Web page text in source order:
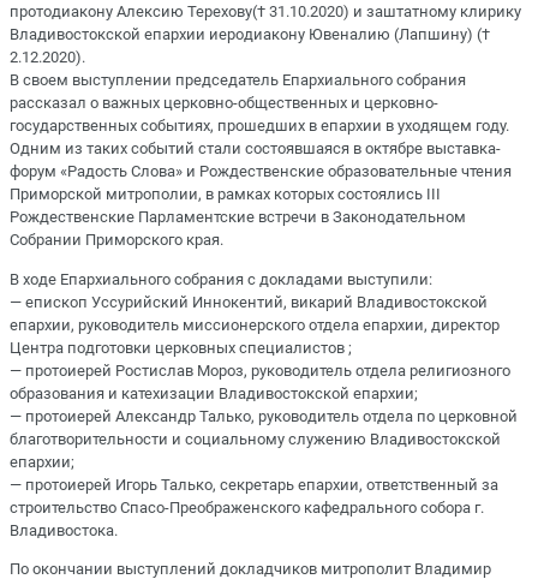
протодиакону Алексию Терехову(† 31.10.2020) и заштатному клирику
Владивостокской епархии иеродиакону Ювеналию (Лапшину) (†
2.12.2020).
В своем выступлении председатель Епархиального собрания
рассказал о важных церковно-общественных и церковно-
государственных событиях, прошедших в епархии в уходящем году.
Одним из таких событий стали состоявшаяся в октябре выставка-
форум «Радость Слова» и Рождественские образовательные чтения
Приморской митрополии, в рамках которых состоялись III
Рождественские Парламентские встречи в Законодательном
Собрании Приморского края.
В ходе Епархиального собрания с докладами выступили:
— епископ Уссурийский Иннокентий, викарий Владивостокской
епархии, руководитель миссионерского отдела епархии, директор
Центра подготовки церковных специалистов ;
— протоиерей Ростислав Мороз, руководитель отдела религиозного
образования и катехизации Владивостокской епархии;
— протоиерей Александр Талько, руководитель отдела по церковной
благотворительности и социальному служению Владивостокской
епархии;
— протоиерей Игорь Талько, секретарь епархии, ответственный за
строительство Спасо-Преображенского кафедрального собора г.
Владивостока.
По окончании выступлений докладчиков митрополит Владимир